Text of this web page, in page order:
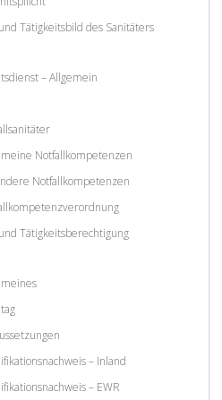
Tätigkeitsbild des Sanitäters
– Allgemein
Notfallkompetenzen
Notfallkompetenzen
Tätigkeitsberechtigung
– Inland
– EWR